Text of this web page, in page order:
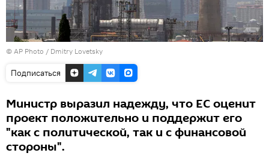
© AP Photo / Dmitry Lovetsky
Подписаться
Министр выразил надежду, что ЕС оценит
проект положительно и поддержит его
"как с политической, так и с финансовой
стороны".